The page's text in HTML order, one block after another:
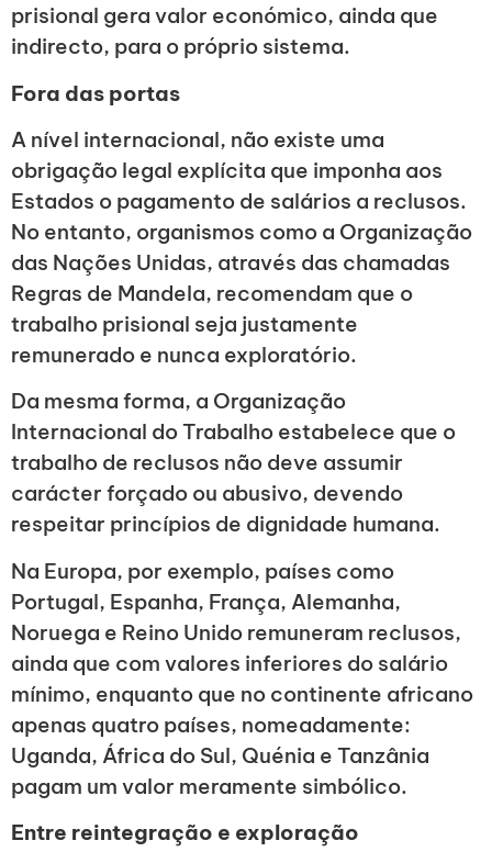
prisional gera valor económico, ainda que
indirecto, para o próprio sistema.
Fora das portas
A nível internacional, não existe uma
obrigação legal explícita que imponha aos
Estados o pagamento de salários a reclusos.
No entanto, organismos como a Organização
das Nações Unidas, através das chamadas
Regras de Mandela, recomendam que o
trabalho prisional seja justamente
remunerado e nunca exploratório.
Da mesma forma, a Organização
Internacional do Trabalho estabelece que o
trabalho de reclusos não deve assumir
carácter forçado ou abusivo, devendo
respeitar princípios de dignidade humana.
Na Europa, por exemplo, países como
Portugal, Espanha, França, Alemanha,
Noruega e Reino Unido remuneram reclusos,
ainda que com valores inferiores do salário
mínimo, enquanto que no continente africano
apenas quatro países, nomeadamente:
Uganda, África do Sul, Quénia e Tanzânia
pagam um valor meramente simbólico.
Entre reintegração e exploração